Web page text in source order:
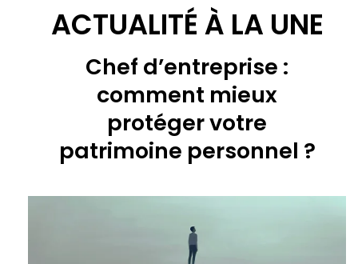
ACTUALITÉ À LA UNE
Chef d’entreprise :
comment mieux
protéger votre
patrimoine personnel ?